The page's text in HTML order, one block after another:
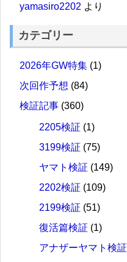
yamasiro2202 より
カテゴリー
2026年GW特集 (1)
次回作予想 (84)
検証記事 (360)
2205検証 (1)
3199検証 (75)
ヤマト検証 (149)
2202検証 (109)
2199検証 (51)
復活篇検証 (1)
アナザーヤマト検証